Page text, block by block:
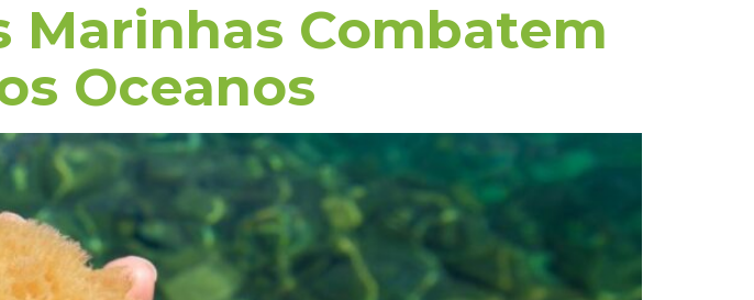
Marinhas Combatem
Oceanos